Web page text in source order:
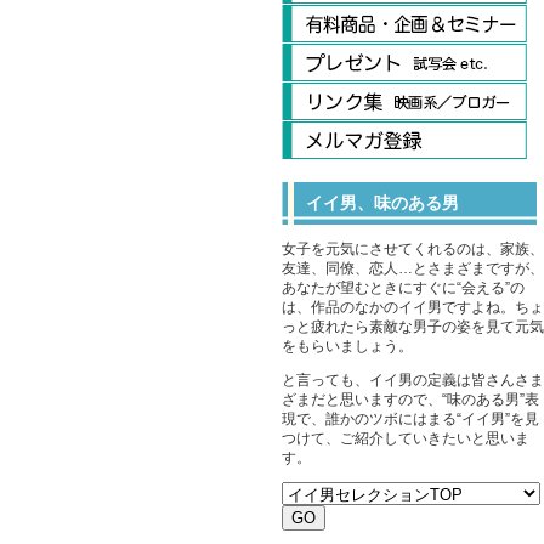
イイ男、味のある男
女子を元気にさせてくれるのは、家族、
友達、同僚、恋人…とさまざまですが、
あなたが望むときにすぐに“会える”の
は、作品のなかのイイ男ですよね。ちょ
っと疲れたら素敵な男子の姿を見て元気
をもらいましょう。
と言っても、イイ男の定義は皆さんさま
ざまだと思いますので、“味のある男”表
現で、誰かのツボにはまる“イイ男”を見
つけて、ご紹介していきたいと思いま
す。